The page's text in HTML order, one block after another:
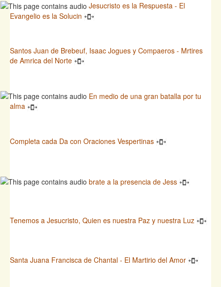
Jesucristo es la Respuesta - El
Evangelio es la Solucin
Santos Juan de Brebeuf, Isaac Jogues y Compaeros - Mrtires
de Amrica del Norte
En medio de una gran batalla por tu
alma
Completa cada Da con Oraciones Vespertinas
brate a la presencia de Jess
Tenemos a Jesucristo, Quien es nuestra Paz y nuestra Luz
Santa Juana Francisca de Chantal - El Martirio del Amor